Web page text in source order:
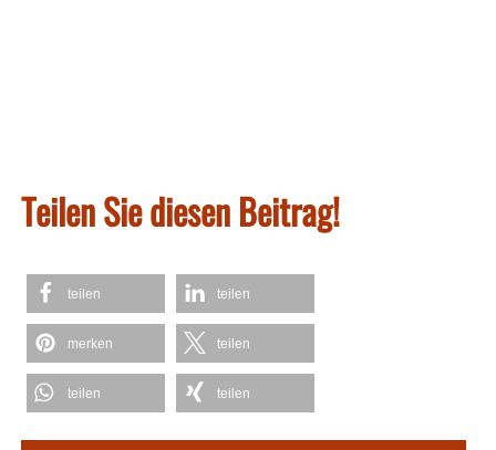
Teilen Sie diesen Beitrag!
teilen teilen
merken teilen
teilen teilen